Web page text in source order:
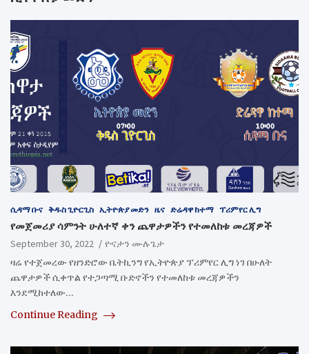
ሲዳማ ቡና ቅዱስ ጊዮርጊስ ኢትዮጵያ መድን ዜና ድሬዳዋ ከተማ ፕሪምየር ሊግ
የመጀመሪያ ሳምንት ሁለተኛ ቀን ጨዋታዎችን የተመለከቱ መረጃዎች
September 30, 2022
ዮናታን ሙሉጌታ
ዛሬ የተጀመረው የዘንድሮው ቤትኪንግ የኢትዮጵያ ፕሪምየር ሊግ ነገ በሁለት
ጨዋታዎች ሲቀጥል የተጋጣሚ ቡድኖችን የተመለከቱ መረጃዎችን
እንደሚከተለው…
Continue Reading